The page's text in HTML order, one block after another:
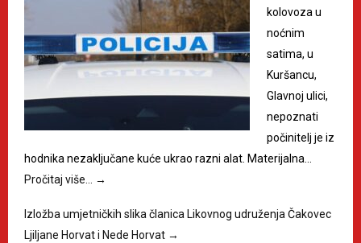
kolovoza u
noćnim
satima, u
Kuršancu,
Glavnoj ulici,
nepoznati
počinitelj je iz
hodnika nezaključane kuće ukrao razni alat. Materijalna…
Pročitaj više… →
Izložba umjetničkih slika članica Likovnog udruženja Čakovec
Ljiljane Horvat i Nede Horvat →